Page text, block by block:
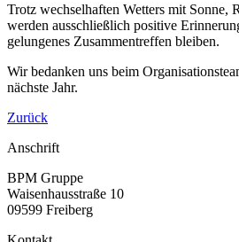
Trotz wechselhaften Wetters mit Sonne,
werden ausschließlich positive
gelungenes Zusammentreffen bleiben.
Wir bedanken uns beim
nächste Jahr.
Zurück
Anschrift
BPM Gruppe
Waisenhausstraße 10
09599 Freiberg